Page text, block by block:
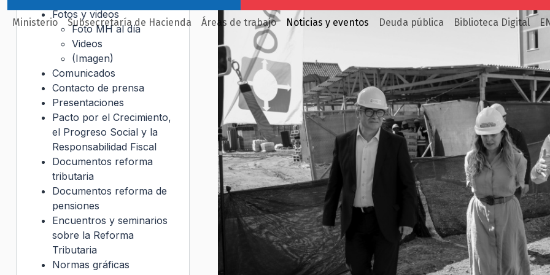
Ministerio Subsecretaría de Hacienda Áreas de trabajo Noticias y eventos Deuda pública Biblioteca Digital
Fotos y videos
Foto MH al día
Videos
(Imagen)
Comunicados
Contacto de prensa
Presentaciones
Pacto por el Crecimiento,
el Progreso Social y la
Responsabilidad Fiscal
Documentos reforma
tributaria
Documentos reforma de
pensiones
Encuentros y seminarios
sobre la Reforma
Tributaria
Normas gráficas